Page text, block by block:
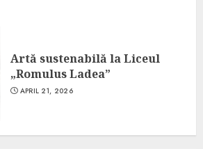
Artă sustenabilă la Liceul
„Romulus Ladea”
APRIL 21, 2026